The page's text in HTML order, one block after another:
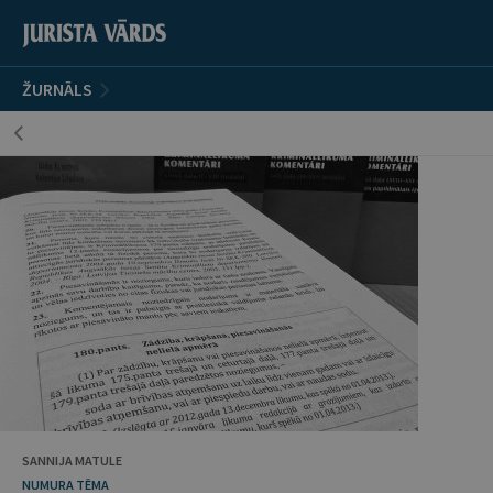
ŽURNĀLS
SANNIJA MATULE
NUMURA TĒMA